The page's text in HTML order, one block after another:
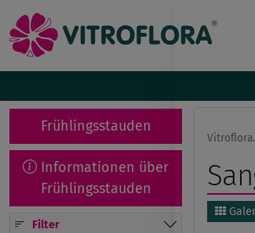
Frühlingsstauden
Informationen über
Frühlingsstauden
Filter